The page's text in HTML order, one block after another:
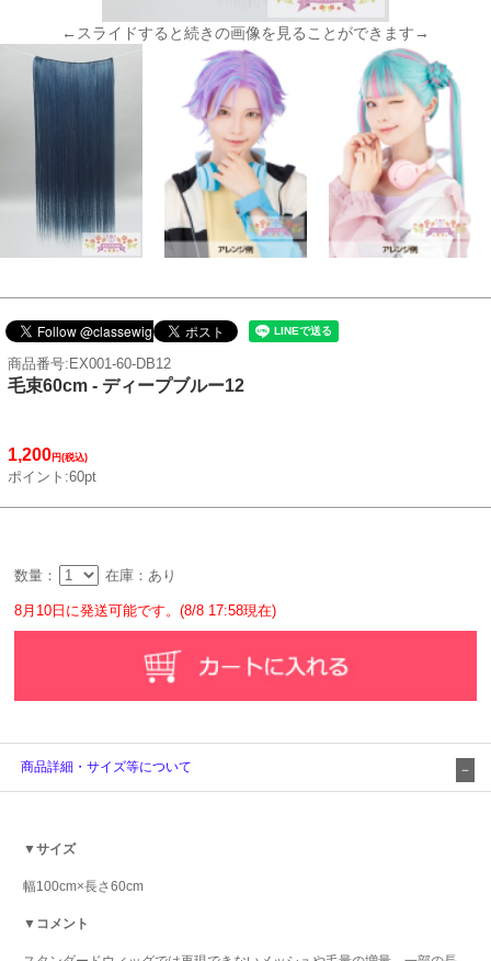
←スライドすると続きの画像を見ることができます→
商品番号:EX001-60-DB12
毛束60cm - ディープブルー12
1,200円(税込)
ポイント:60pt
数量： 在庫：あり
8月10日に発送可能です。(8/8 17:58現在)
商品詳細・サイズ等について
▼サイズ
幅100cm×長さ60cm
▼コメント